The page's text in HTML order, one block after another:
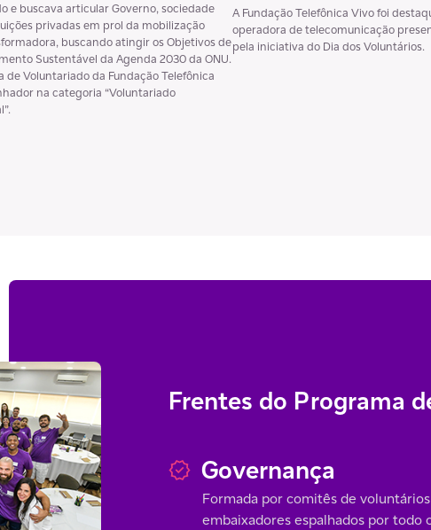
e buscava articular Governo, sociedade
privadas em prol da mobilização
buscando atingir os Objetivos de
Sustentável da Agenda 2030 da ONU.
de Voluntariado da Fundação Telefônica
na categoria “Voluntariado
A Fundação Telefônica Vivo foi
operadora de telecomunicação
pela iniciativa do Dia dos Voluntários.
Frentes do Programa
Governança
Formada por comitês de
embaixadores espalhados por todo